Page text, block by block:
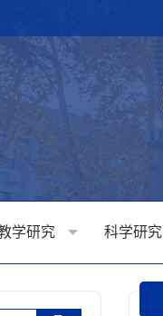
学研究 科学研究